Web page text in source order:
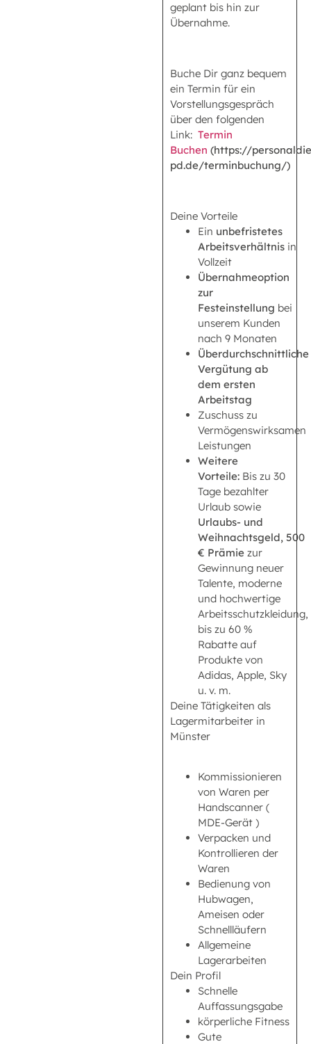
geplant bis hin zur
Übernahme.
Buche Dir ganz bequem
ein Termin für ein
Vorstellungsgespräch
über den folgenden
Link: Termin
Buchen (https://
pd.de/terminbuchung/)
Deine Vorteile
Ein unbefristetes
Arbeitsverhältnis in
Vollzeit
Übernahmeoption
zur
Festeinstellung bei
unserem Kunden
nach 9 Monaten
Überdurchschnittliche
Vergütung ab
dem ersten
Arbeitstag
Zuschuss zu
Vermögenswirksamen
Leistungen
Weitere
Vorteile: Bis zu 30
Tage bezahlter
Urlaub sowie
Urlaubs- und
Weihnachtsgeld, 500
€ Prämie zur
Gewinnung neuer
Talente, moderne
und hochwertige
Arbeitsschutzkleidung,
bis zu 60 %
Rabatte auf
Produkte von
Adidas, Apple, Sky
u. v. m.
Deine Tätigkeiten als
Lagermitarbeiter in
Münster
Kommissionieren
von Waren per
Handscanner (
MDE-Gerät )
Verpacken und
Kontrollieren der
Waren
Bedienung von
Hubwagen,
Ameisen oder
Schnellläufern
Allgemeine
Lagerarbeiten
Dein Profil
Schnelle
Auffassungsgabe
körperliche Fitness
Gute